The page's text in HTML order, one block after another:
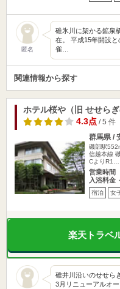
匿名
碓氷川に架かる鉱泉
在。 平成15年開設
雀…
関連情報から探す
ホテル桜や（旧 せせらぎ
4.3点/ 5 件
群馬県 /
磯部駅
信越本線
CよりR1…
営業時間
入浴料金
宿泊 女
楽天トラベ
碓井川沿いのせせら
3月リニューアルオ